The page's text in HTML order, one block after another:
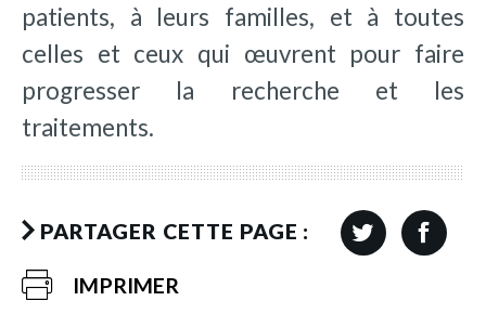
patients, à leurs familles, et à toutes
celles et ceux qui œuvrent pour faire
progresser la recherche et les
traitements.
PARTAGER CETTE PAGE :
IMPRIMER